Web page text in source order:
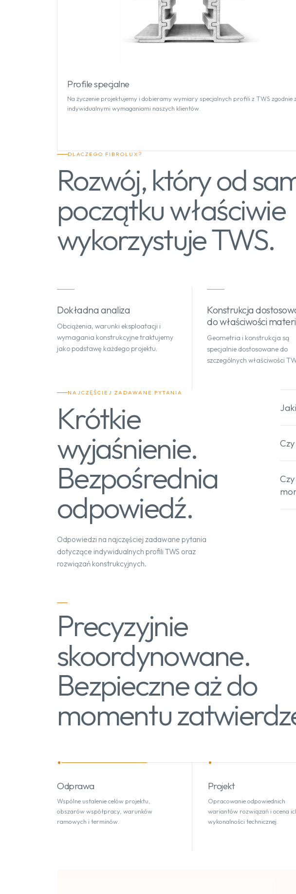
Profile specjalne
Na życzenie projektujemy i dobieramy wymiary specjalnych profili z TWS zgodnie
indywidualnymi wymaganiami naszych klientów.
DLACZEGO FIBROLUX?
Rozwój, który od
początku właściwie
wykorzystuje TWS.
Dokładna analiza
Obciążenia, warunki eksploatacji i
wymagania konstrukcyjne traktujemy
jako podstawę każdego projektu.
Konstrukcja
do właściwości
Geometria i konstrukcja są
specjalnie dostosowane do
szczególnych właściwości
NAJCZĘŚCIEJ ZADAWANE PYTANIA
Krótkie
wyjaśnienie.
Bezpośrednia
odpowiedź.
Odpowiedzi na najczęściej zadawane pytania
dotyczące indywidualnych profili TWS oraz
rozwiązań konstrukcyjnych.
Precyzyjnie
skoordynowane.
Bezpieczne aż do
momentu
Odprawa
Wspólne ustalenie celów projektu,
obszarów współpracy, warunków
ramowych i terminów.
Projekt
Opracowanie odpowiednich
wariantów rozwiązań i ocena
wykonalności technicznej.